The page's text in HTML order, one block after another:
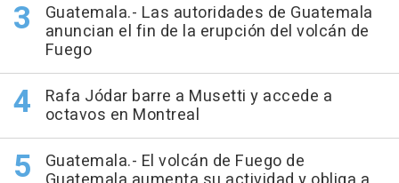
Guatemala.- Las autoridades de Guatemala
anuncian el fin de la erupción del volcán de
Fuego
Rafa Jódar barre a Musetti y accede a
octavos en Montreal
Guatemala.- El volcán de Fuego de